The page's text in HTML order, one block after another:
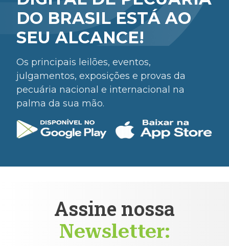
DO BRASIL ESTÁ AO
SEU ALCANCE!
Os principais leilões, eventos,
julgamentos, exposições e provas da
pecuária nacional e internacional na
palma da sua mão.
Assine nossa
Newsletter: